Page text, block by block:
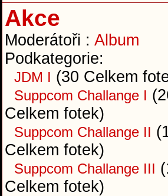
Akce
Moderátoři : Album
Podkategorie:
JDM I (30 Celkem
Suppcom Challange I
Celkem fotek)
Suppcom Challange II
Celkem fotek)
Suppcom Challange III
Celkem fotek)